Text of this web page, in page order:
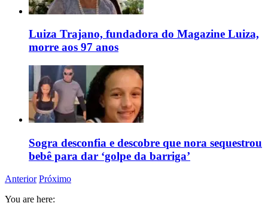
Luiza Trajano, fundadora do Magazine Luiza,
morre aos 97 anos
Sogra desconfia e descobre que nora sequestrou
bebê para dar ‘golpe da barriga’
Anterior Próximo
You are here: